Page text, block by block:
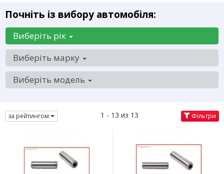
Почніть із вибору автомобіля:
Виберіть рік
Виберіть марку
Виберіть модель
за рейтингом 1 - 13 из 13 Фільтри